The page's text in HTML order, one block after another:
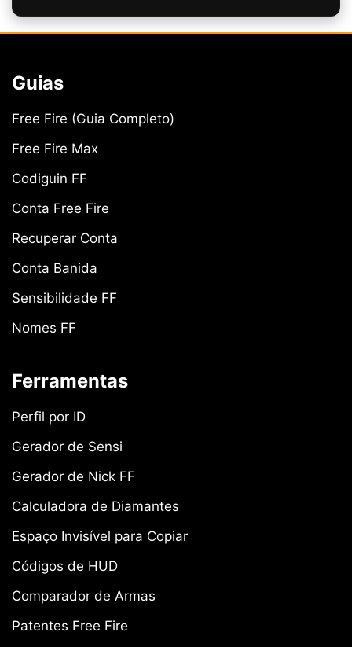
Guias
Free Fire (Guia Completo)
Free Fire Max
Codiguin FF
Conta Free Fire
Recuperar Conta
Conta Banida
Sensibilidade FF
Nomes FF
Ferramentas
Perfil por ID
Gerador de Sensi
Gerador de Nick FF
Calculadora de Diamantes
Espaço Invisível para Copiar
Códigos de HUD
Comparador de Armas
Patentes Free Fire